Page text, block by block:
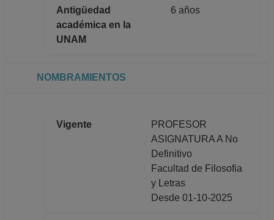
Antigüedad
académica en la
UNAM
6 años
NOMBRAMIENTOS
Vigente
PROFESOR
ASIGNATURA A No
Definitivo
Facultad de Filosofia
y Letras
Desde 01-10-2025